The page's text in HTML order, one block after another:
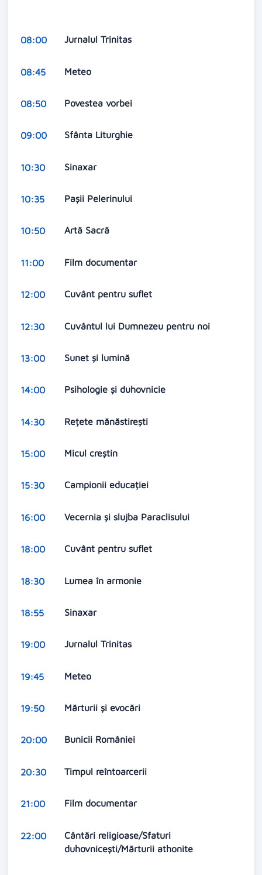
08:00 Jurnalul Trinitas
08:45 Meteo
08:50 Povestea vorbei
09:00 Sfânta Liturghie
10:30 Sinaxar
10:35 Pașii Pelerinului
10:50 Artă Sacră
11:00 Film documentar
12:00 Cuvânt pentru suflet
12:30 Cuvântul lui Dumnezeu pentru noi
13:00 Sunet și lumină
14:00 Psihologie și duhovnicie
14:30 Rețete mănăstirești
15:00 Micul creștin
15:30 Campionii educației
16:00 Vecernia şi slujba Paraclisului
18:00 Cuvânt pentru suflet
18:30 Lumea în armonie
18:55 Sinaxar
19:00 Jurnalul Trinitas
19:45 Meteo
19:50 Mărturii și evocări
20:00 Bunicii României
20:30 Timpul reîntoarcerii
21:00 Film documentar
22:00
Cântări religioase/Sfaturi
duhovnicești/Mărturii athonite